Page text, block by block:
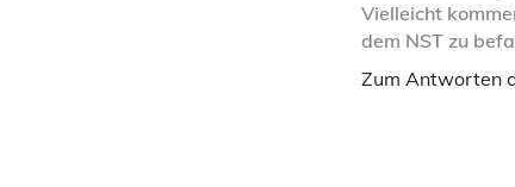
Vielleicht
dem NST zu
Zum Antworten